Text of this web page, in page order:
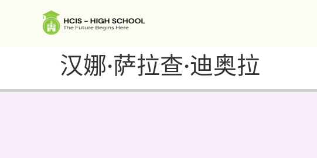
汉娜·萨拉查·迪奥拉